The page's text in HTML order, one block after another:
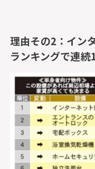
理由その2：イン
ランキングで連続